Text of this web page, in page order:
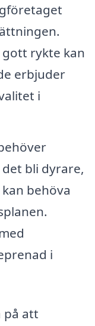
rykte kan
erbjuder
i
bli dyrare,
behöva
i
på att